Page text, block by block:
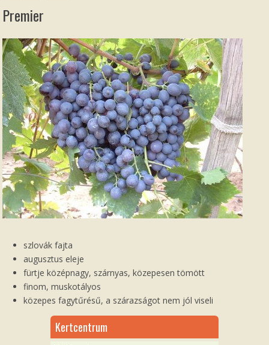
Premier
szlovák fajta
augusztus eleje
fürtje középnagy, szárnyas, közepesen tömött
finom, muskotályos
közepes fagytűrésű, a szárazságot nem jól viseli
Kertcentrum